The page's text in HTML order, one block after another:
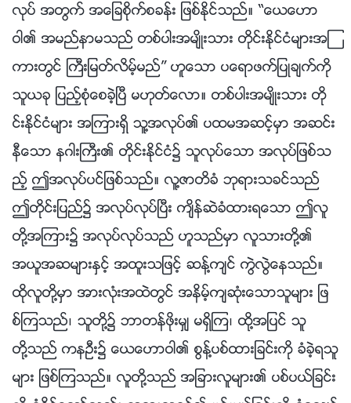
လုပ္ အတြက္ အေျခစိုက္စခန္း ျဖစ္ႏိုင္သည္။ “ေယေဟာ
ဝါ၏ အမည္နာမသည္ တစ္ပါးအမ်ိဳးသား တိုင္းႏိုင္ငံမ်ားအၾ
ကားတြင္ ႀကီးျမတ္လိမ့္မည္” ဟူေသာ ပေရာဖက္ျပဳခ်က္ကို
သူယခု ျပည့္စုံေစခဲ့ၿပီ မဟုတ္ေလာ။ တစ္ပါးအမ်ိဳးသား တို
င္းႏိုင္ငံမ်ား အၾကားရွိ သူ႔အလုပ္၏ ပထမအဆင့္မွာ အဆင္း
နီေသာ နဂါးႀကီး၏ တိုင္းႏိုင္ငံ၌ သူလုပ္ေသာ အလုပ္ျဖစ္သ
ည့္ ဤအလုပ္ပင္ျဖစ္သည္။ လူ႔ဇာတိခံ ဘုရားသခင္သည္
ဤတိုင္းျပည္၌ အလုပ္လုပ္ၿပီး က်ိန္ဆဲခံထားရေသာ ဤလူ
တို႔အၾကား၌ အလုပ္လုပ္သည္ ဟူသည္မွာ လူသားတို႔၏
အယူအဆမ်ားႏွင့္ အထူးသျဖင့္ ဆန္႔က်င္ ကြဲလြဲေနသည္။
ထိုလူတို႔မွာ အားလုံးအထဲတြင္ အနိမ့္က်ဆုံးေသာသူမ်ား ျဖ
စ္ၾကသည္၊ သူတို႔၌ ဘာတန္ဖိုးမွ် မရွိၾက၊ ထို႔အျပင္ သူ
တို႔သည္ ကနဦး၌ ေယေဟာဝါ၏ စြန္႔ပစ္ထားျခင္းကို ခံခဲ့ရသူ
မ်ား ျဖစ္ၾကသည္။ လူတို႔သည္ အျခားလူမ်ား၏ ပစ္ပယ္ျခင္း